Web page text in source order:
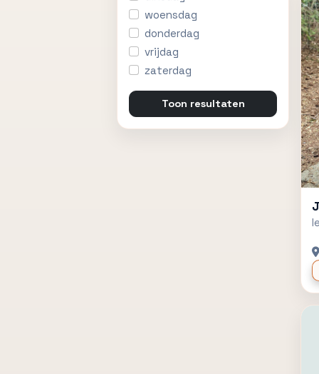
woensdag
donderdag
vrijdag
zaterdag
Toon resultaten